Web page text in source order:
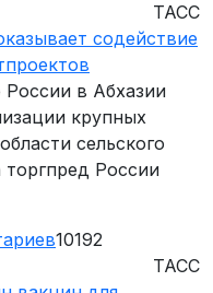
ТАСС
содействие
России в Абхазии
крупных
сельского
России
10192
ТАСС